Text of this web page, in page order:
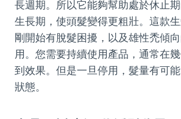
長週期。所以它能夠幫助處於休止
生長期，使頭髮變得更粗壯。這款
剛開始有脫髮困擾，以及雄性禿傾
用。您需要持續使用產品，通常在
到效果。但是一旦停用，髮量有可
狀態。